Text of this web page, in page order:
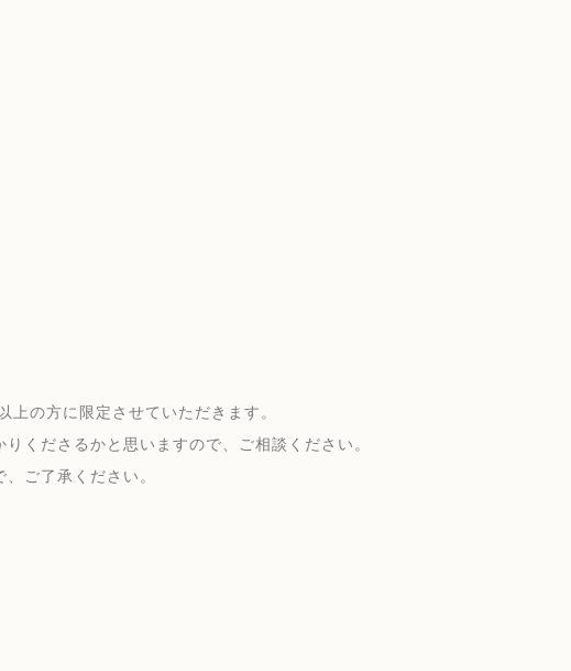
の方に限定させていただきます。
くださるかと思いますので、ご相談ください。
ご了承ください。